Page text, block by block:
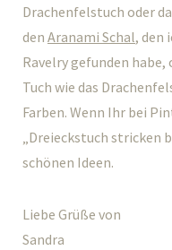
Drachenfelstuch oder
den Aranami Schal, den
Ravelry gefunden habe,
Tuch wie das
Farben. Wenn Ihr bei
„Dreieckstuch stricken
schönen Ideen.
Liebe Grüße von
Sandra